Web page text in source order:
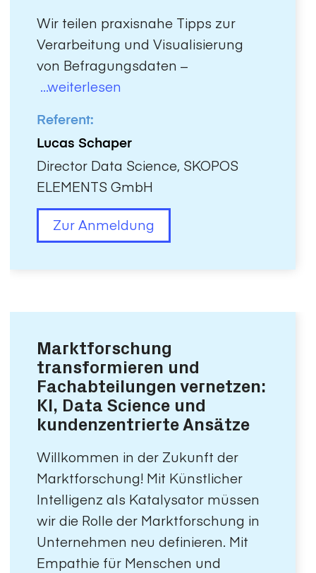
Wir teilen praxisnahe Tipps zur
Verarbeitung und Visualisierung
von Befragungsdaten –
...weiterlesen
Referent:
Lucas Schaper
Director Data Science, SKOPOS
ELEMENTS GmbH
Zur Anmeldung
Marktforschung
transformieren und
Fachabteilungen vernetzen:
KI, Data Science und
kundenzentrierte Ansätze
Willkommen in der Zukunft der
Marktforschung! Mit Künstlicher
Intelligenz als Katalysator müssen
wir die Rolle der Marktforschung in
Unternehmen neu definieren. Mit
Empathie für Menschen und